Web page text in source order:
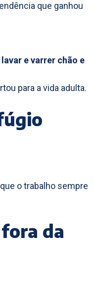
que ganhou
e varrer chão e
para a vida adulta.
o trabalho sempre
da